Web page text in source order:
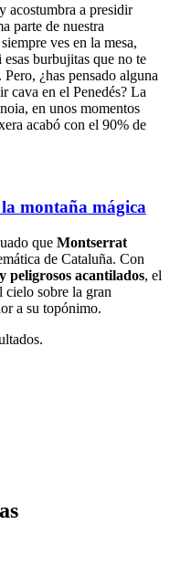
acostumbra a presidir
parte de nuestra
ves en la mesa,
esas burbujitas que no te
¿has pensado alguna
cava en el Penedés? La
en unos momentos
acabó con el 90% de
montaña mágica
que Montserrat
de Cataluña. Con
peligrosos acantilados, el
cielo sobre la gran
a su topónimo.